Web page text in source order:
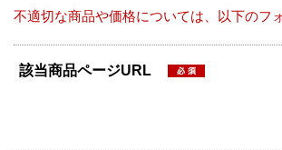
不適切な商品や価格については、以下のフ
該当商品ページURL